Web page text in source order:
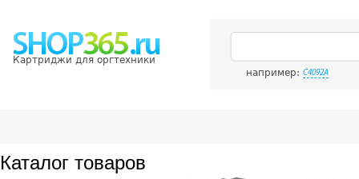
Картриджи для оргтехники
например: C4092A
Каталог товаров